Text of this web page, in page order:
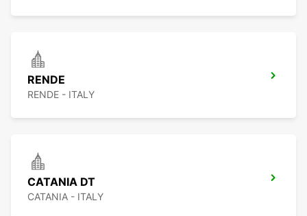
RENDE
RENDE - ITALY
CATANIA DT
CATANIA - ITALY